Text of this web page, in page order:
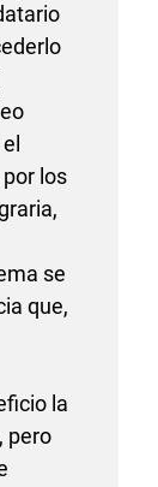
los
se
que,
la
pero